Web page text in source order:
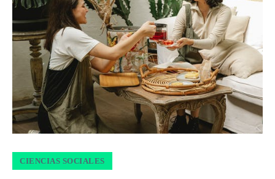
CIENCIAS SOCIALES